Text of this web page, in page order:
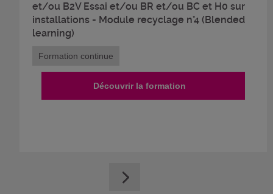
et/ou B2V Essai et/ou BR et/ou BC et H0 sur
installations - Module recyclage n°4 (Blended
learning)
Formation continue
Découvrir la formation